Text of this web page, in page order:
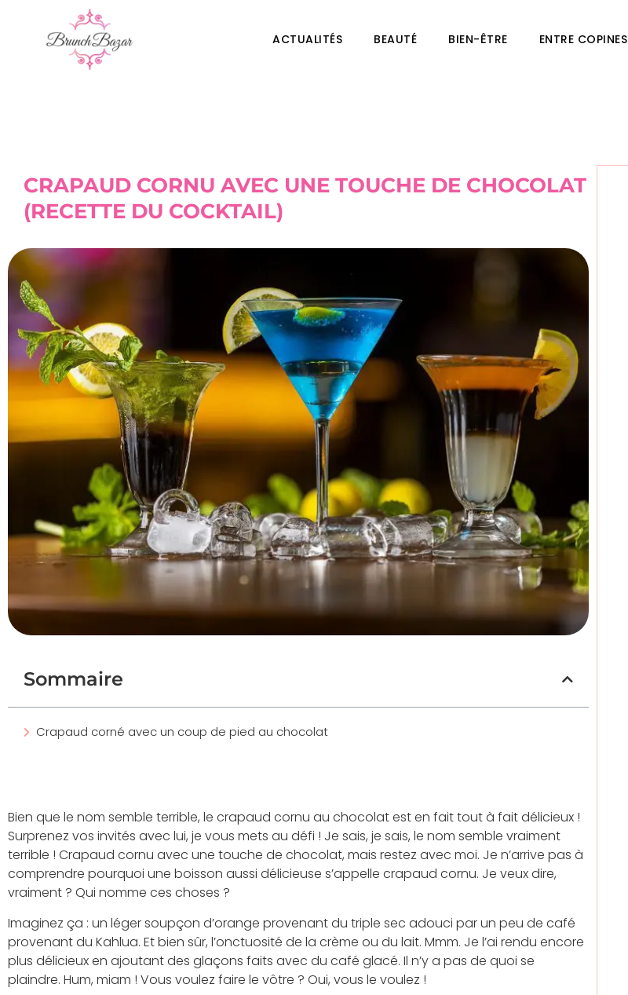
ACTUALITÉS BEAUTÉ BIEN-ÊTRE ENTRE COPINES
CRAPAUD CORNU AVEC UNE TOUCHE DE CHOCOLAT
(RECETTE DU COCKTAIL)
Sommaire
Crapaud corné avec un coup de pied au chocolat
Bien que le nom semble terrible, le crapaud cornu au chocolat est en fait tout à fait délicieux !
Surprenez vos invités avec lui, je vous mets au défi ! Je sais, je sais, le nom semble vraiment
terrible ! Crapaud cornu avec une touche de chocolat, mais restez avec moi. Je n’arrive pas à
comprendre pourquoi une boisson aussi délicieuse s’appelle crapaud cornu. Je veux dire,
vraiment ? Qui nomme ces choses ?
Imaginez ça : un léger soupçon d’orange provenant du triple sec adouci par un peu de café
provenant du Kahlua. Et bien sûr, l’onctuosité de la crème ou du lait. Mmm. Je l’ai rendu encore
plus délicieux en ajoutant des glaçons faits avec du café glacé. Il n’y a pas de quoi se
plaindre. Hum, miam ! Vous voulez faire le vôtre ? Oui, vous le voulez !